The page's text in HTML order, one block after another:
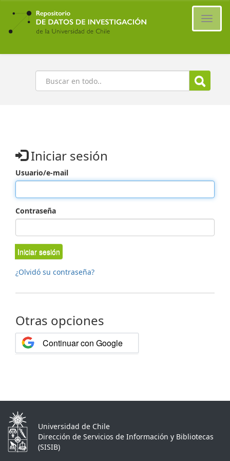
Ir
contenido
principal
Buscar
Iniciar sesión
Usuario/e-mail
Contraseña
Iniciar sesión
¿Olvidó su contraseña?
Otras opciones
Continuar con Google
Universidad de Chile
Dirección de Servicios de Información y Bibliotecas
(SISIB)